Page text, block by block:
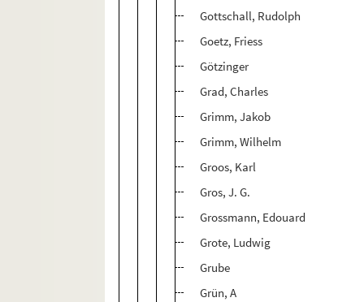
Gottschall, Rudolph
Goetz, Friess
Götzinger
Grad, Charles
Grimm, Jakob
Grimm, Wilhelm
Groos, Karl
Gros, J. G.
Grossmann, Edouard
Grote, Ludwig
Grube
Grün, A